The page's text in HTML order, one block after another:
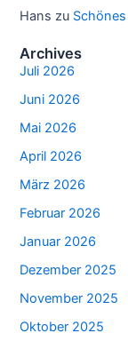
Hans zu
Archives
Juli 2026
Juni 2026
Mai 2026
April 2026
März 2026
Februar 2026
Januar 2026
Dezember 2025
November 2025
Oktober 2025